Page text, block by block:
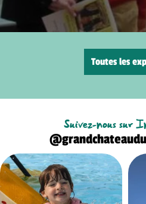
Toutes les
Suivez-nous sur